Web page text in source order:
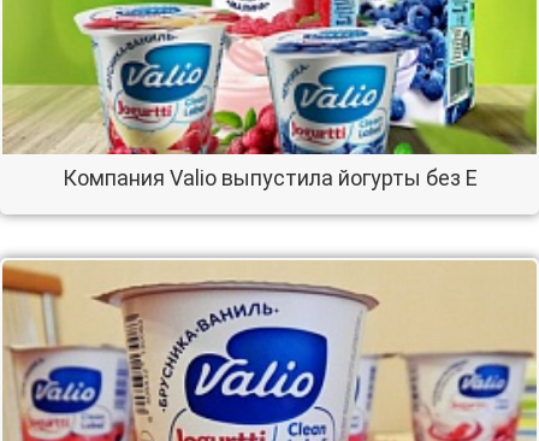
Компания Valio выпустила йогурты без Е